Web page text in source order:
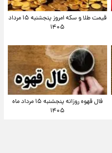
قیمت طلا و سکه امروز پنجشنبه ۱۵ مرداد
۱۴۰۵
فال قهوه روزانه پنجشنبه ۱۵ مرداد ماه
۱۴۰۵